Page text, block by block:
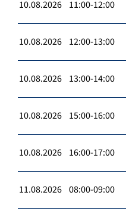
10.08.2026 11:00-12:00
10.08.2026 12:00-13:00
10.08.2026 13:00-14:00
10.08.2026 15:00-16:00
10.08.2026 16:00-17:00
11.08.2026 08:00-09:00